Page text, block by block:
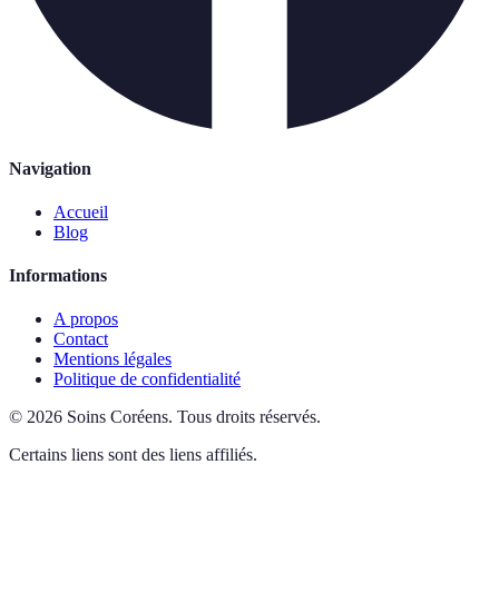
Navigation
Accueil
Blog
Informations
A propos
Contact
Mentions légales
Politique de confidentialité
© 2026 Soins Coréens. Tous droits réservés.
Certains liens sont des liens affiliés.